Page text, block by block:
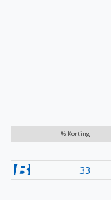
% Korting
33